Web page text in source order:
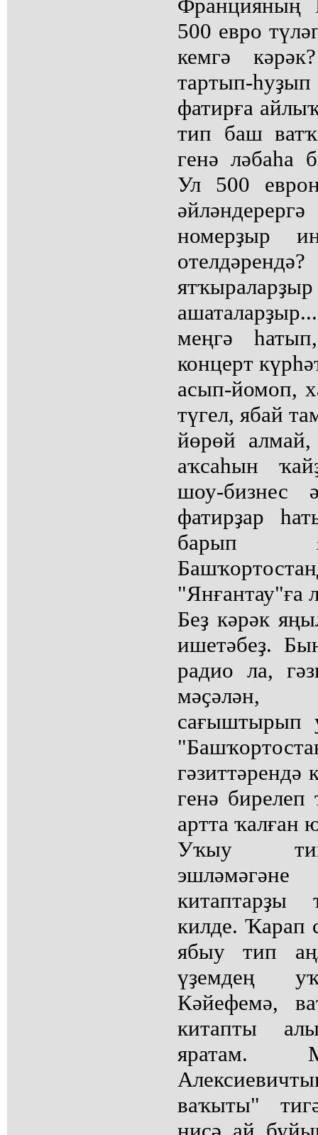
Францияның
500 евро
кемгә
тартып-
фатирға
тип баш
генә ләбаһа
Ул 500
номерҙыр
меңгә
концерт
асып-йомоп,
түгел, ябай
йөрөй алмай,
аҡсаһын
шоу-бизнес
фатирҙар
"Янғантау"ға
Беҙ кәрәк
ишетәбеҙ.
радио ла,
мәҫәлән,
сағыштырып
гәзиттәрендә
генә
артта ҡалған
Уҡыу
китаптарҙы
килде. Ҡарап
ябыу тип
үҙемдең
Кәйефемә,
китапты
яратам.
ваҡыты"